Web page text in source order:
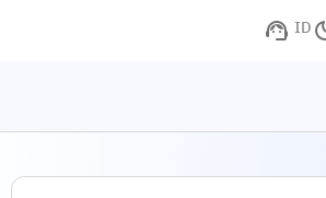
ID